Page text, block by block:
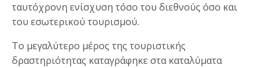
ταυτόχρονη ενίσχυση τόσο του διεθνούς όσο και
του εσωτερικού τουρισμού.
Το μεγαλύτερο μέρος της τουριστικής
δραστηριότητας καταγράφηκε στα καταλύματα